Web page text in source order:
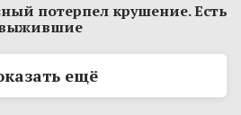
потерпел крушение. Есть
ещё